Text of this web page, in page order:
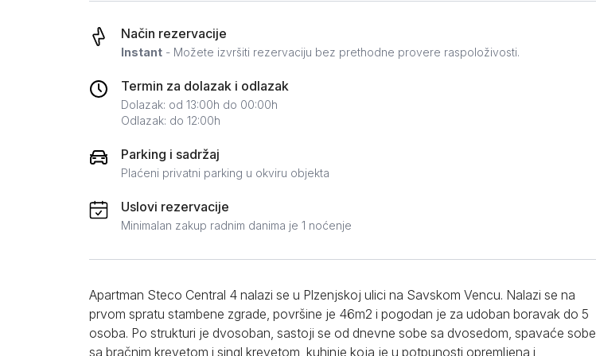
Način rezervacije
Instant - Možete izvršiti rezervaciju bez prethodne provere raspoloživosti.
Termin za dolazak i odlazak
Dolazak: od 13:00h do 00:00h
Odlazak: do 12:00h
Parking i sadržaj
Plaćeni privatni parking u okviru objekta
Uslovi rezervacije
Minimalan zakup radnim danima je 1 noćenje
Apartman Steco Central 4 nalazi se u Plzenjskoj ulici na Savskom Vencu. Nalazi se na
prvom spratu stambene zgrade, površine je 46m2 i pogodan je za udoban boravak do 5
osoba. Po strukturi je dvosoban, sastoji se od dnevne sobe sa dvosedom, spavaće sobe
sa bračnim krevetom i singl krevetom, kuhinje koja je u potpunosti opremljena i